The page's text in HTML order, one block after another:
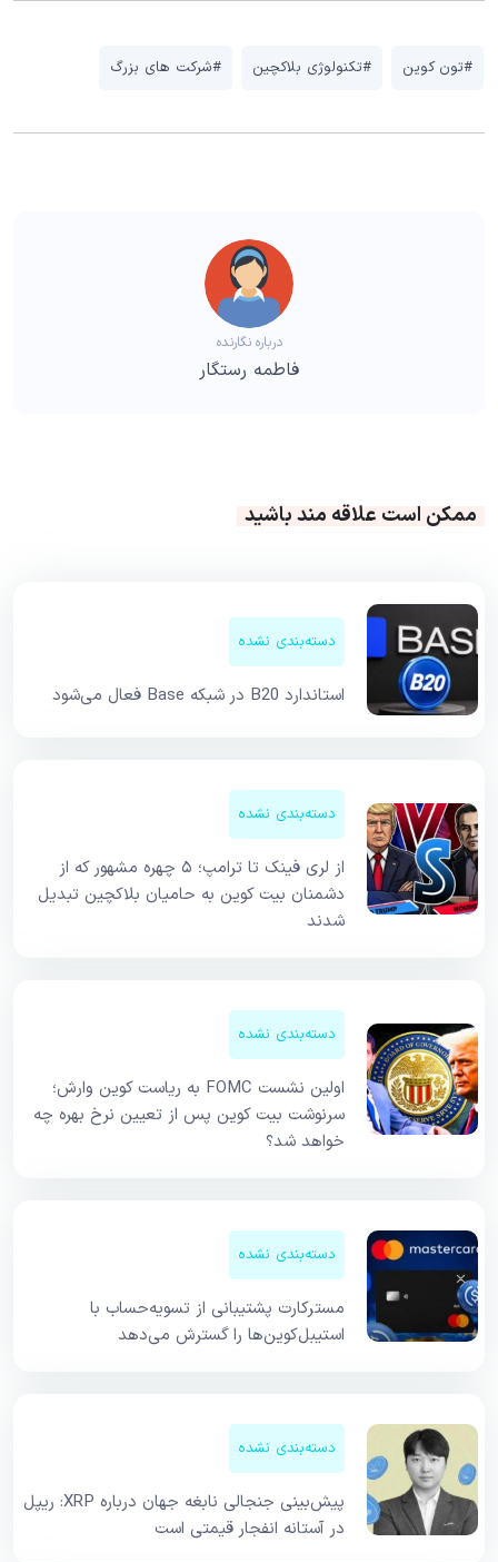
#تون کوین #تکنولوژی بلاکچین #شرکت های بزرگ
درباره نگارنده
فاطمه رستگار
ممکن است علاقه مند باشید
دسته‌بندی نشده
استاندارد B20 در شبکه Base فعال می‌شود
دسته‌بندی نشده
از لری فینک تا ترامپ؛ ۵ چهره مشهور که از
دشمنان بیت کوین به حامیان بلاکچین تبدیل
شدند
دسته‌بندی نشده
اولین نشست FOMC به ریاست کوین وارش؛
سرنوشت بیت کوین پس از تعیین نرخ بهره چه
خواهد شد؟
دسته‌بندی نشده
مسترکارت پشتیبانی از تسویه‌حساب با
استیبل‌کوین‌ها را گسترش می‌دهد
دسته‌بندی نشده
پیش‌بینی جنجالی نابغه جهان درباره XRP: ریپل
در آستانه انفجار قیمتی است